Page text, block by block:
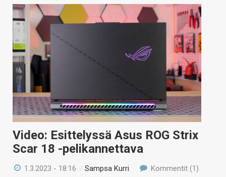
Video: Esittelyssä Asus ROG Strix
Scar 18 -pelikannettava
1.3.2023 - 18:16 /Sampsa Kurri Kommentit (1)